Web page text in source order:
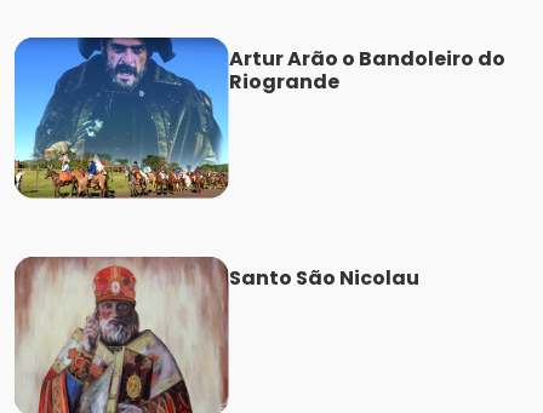
Artur Arão o Bandoleiro do
Riogrande
Santo São Nicolau